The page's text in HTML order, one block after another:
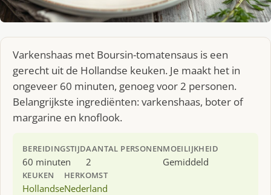
Varkenshaas met Boursin-tomatensaus is een
gerecht uit de Hollandse keuken. Je maakt het in
ongeveer 60 minuten, genoeg voor 2 personen.
Belangrijkste ingrediënten: varkenshaas, boter of
margarine en knoflook.
BEREIDINGSTIJD
60 minuten
AANTAL PERSONEN
2
MOEILIJKHEID
Gemiddeld
KEUKEN
Hollandse
HERKOMST
Nederland